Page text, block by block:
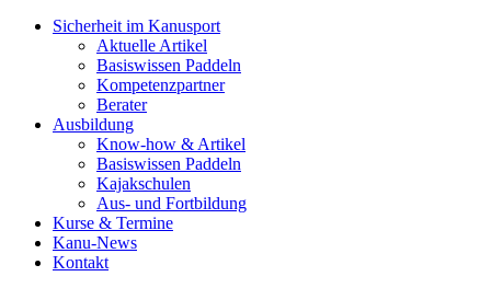
Sicherheit im Kanusport
Aktuelle Artikel
Basiswissen Paddeln
Kompetenzpartner
Berater
Ausbildung
Know-how & Artikel
Basiswissen Paddeln
Kajakschulen
Aus- und Fortbildung
Kurse & Termine
Kanu-News
Kontakt